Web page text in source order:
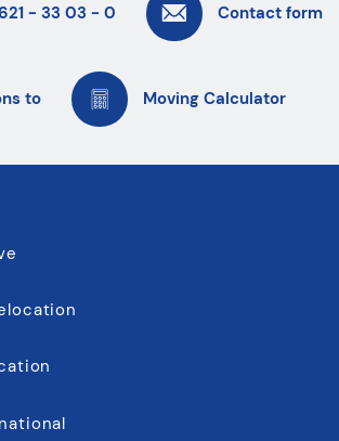
- 33 03 - 0 Contact form
to Moving Calculator